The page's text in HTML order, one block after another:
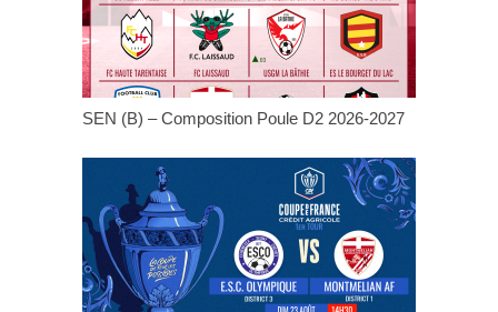
SEN (B) – Composition Poule D2 2026-2027